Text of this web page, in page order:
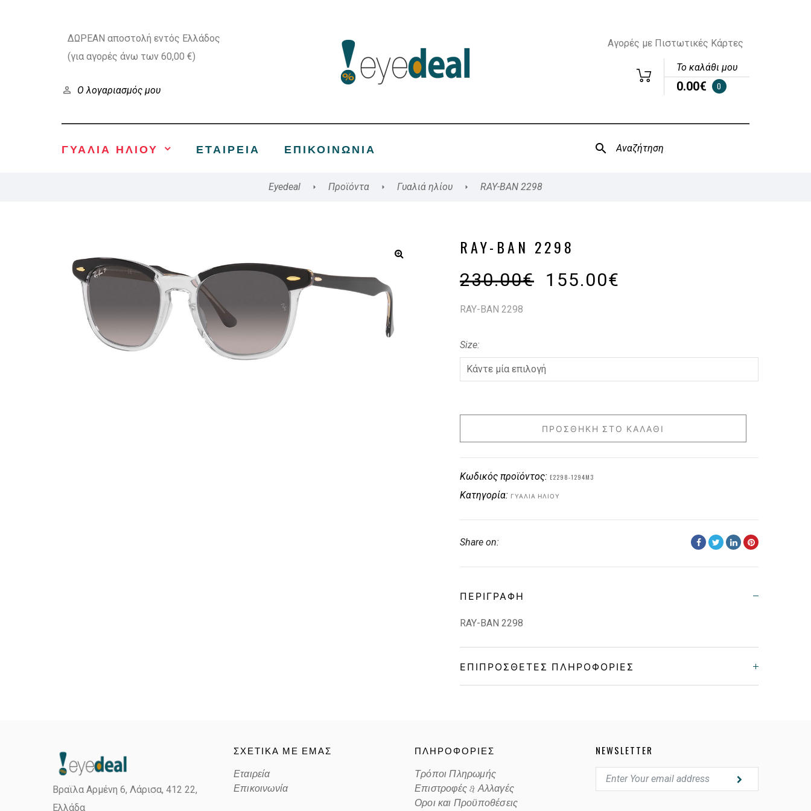
ΔΩΡΕΑΝ αποστολή εντός Ελλάδος
(για αγορές άνω των 60,00 €)
Ο λογαριασμός μου
Αγορές με Πιστωτικές Κάρτες
Το καλάθι μου
0.00€ 0
ΓΥΑΛΙΑ ΗΛΙΟΥ ΕΤΑΙΡΕΊΑ ΕΠΙΚΟΙΝΩΝΊΑ
Eyedeal Προϊόντα Γυαλιά ηλίου RAY-BAN 2298
RAY-BAN 2298
230.00€ 155.00€
RAY-BAN 2298
Size
ΠΡΟΣΘΉΚΗ ΣΤΟ ΚΑΛΆΘΙ
Κωδικός προϊόντος: E2298-1294M3
Κατηγορία: ΓΥΑΛΙΆ ΗΛΊΟΥ
Share on:
ΠΕΡΙΓΡΑΦΉ
RAY-BAN 2298
ΕΠΙΠΡΌΣΘΕΤΕΣ ΠΛΗΡΟΦΟΡΊΕΣ
Lens Color POLARIZED GRADIENT GRAY
Βραϊλα Αρμένη 6, Λάρισα, 412 22,
Ελλάδα
ΣΧΕΤΙΚΑ ΜΕ ΕΜΑΣ
Εταιρεία
Επικοινωνία
ΠΛΗΡΟΦΟΡΙΕΣ
Τρόποι Πληρωμής
Επιστροφές & Αλλαγές
Οροι και Προϋποθέσεις
NEWSLETTER